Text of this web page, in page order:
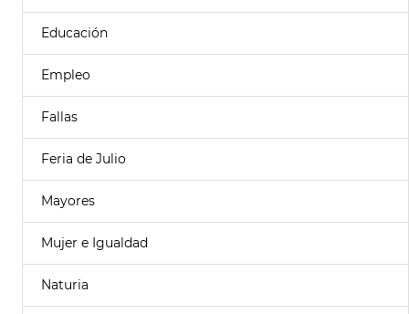
Educación
Empleo
Fallas
Feria de Julio
Mayores
Mujer e Igualdad
Naturia